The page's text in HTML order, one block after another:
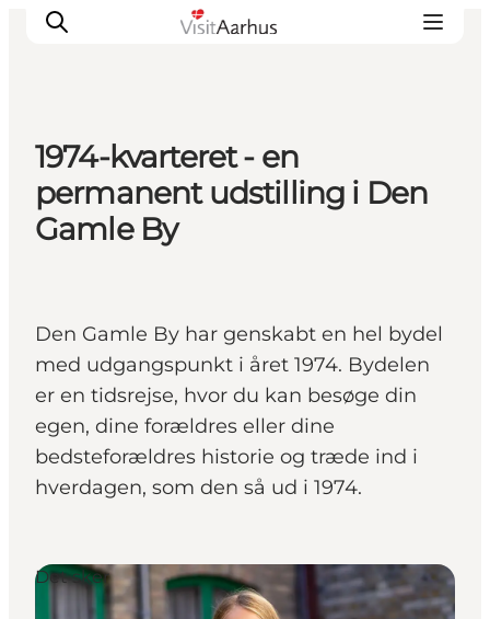
Oplevelser
Kalender
Byer og steder
1974-kvarteret - en
permanent udstilling i Den
Gamle By
Den Gamle By har genskabt en hel bydel
med udgangspunkt i året 1974. Bydelen
er en tidsrejse, hvor du kan besøge din
egen, dine forældres eller dine
bedsteforældres historie og træde ind i
hverdagen, som den så ud i 1974.
Det sker